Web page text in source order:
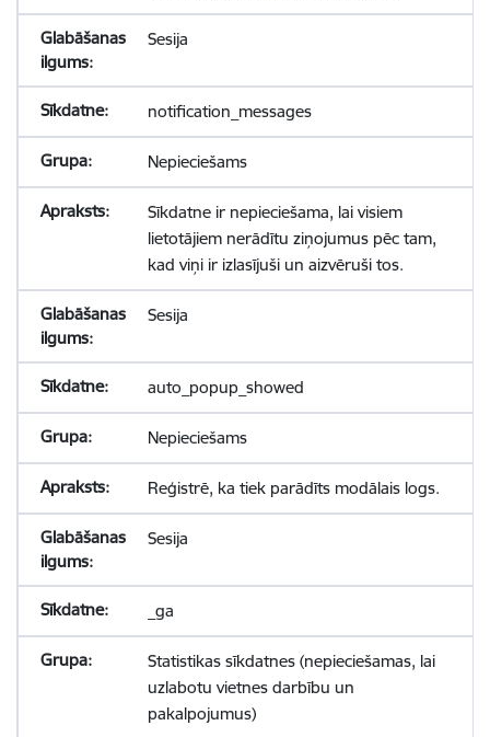
Sesija
notification_messages
Nepieciešams
Sīkdatne ir nepieciešama, lai visiem
lietotājiem nerādītu ziņojumus pēc tam,
kad viņi ir izlasījuši un aizvēruši tos.
Sesija
auto_popup_showed
Nepieciešams
Reģistrē, ka tiek parādīts modālais logs.
Sesija
_ga
Statistikas sīkdatnes (nepieciešamas, lai
uzlabotu vietnes darbību un
pakalpojumus)